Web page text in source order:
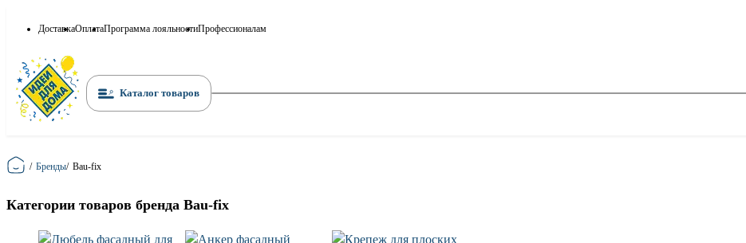
ДоставкаОплатаПрограмма лояльностиПрофессионалам
Каталог товаров
Главная
/ Бренды/ Bau-fix
Категории товаров бренда Bau-fix